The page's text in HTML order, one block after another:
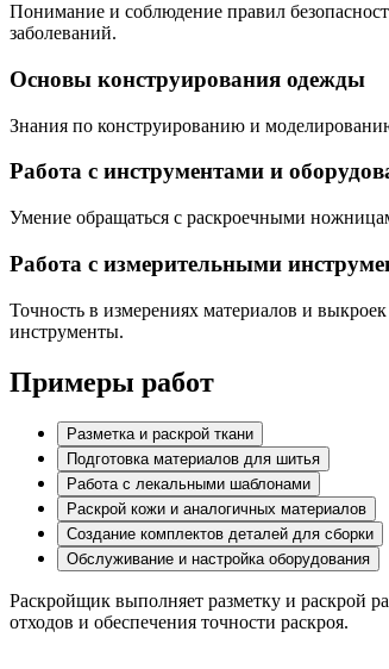
Понимание и соблюдение правил
заболеваний.
Основы конструирования одежды
Знания по конструированию и
Работа с инструментами и
Умение обращаться с раскроечными
Работа с измерительными
Точность в измерениях материалов и
инструменты.
Примеры работ
Разметка и раскрой ткани
Подготовка материалов для шитья
Работа с лекальными шаблонами
Раскрой кожи и аналогичных материалов
Создание комплектов деталей для сборки
Обслуживание и настройка оборудования
Раскройщик выполняет разметку и раскрой
отходов и обеспечения точности раскроя.